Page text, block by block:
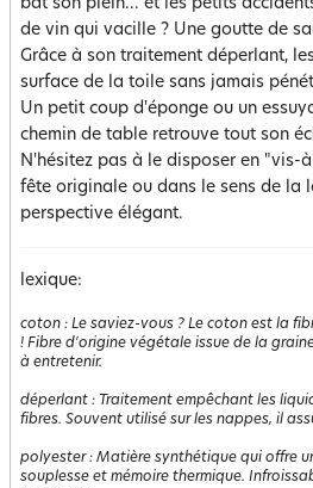
bat son plein... et les petits
de vin qui vacille ? Une goutte de
Grâce à son traitement déperlant,
surface de la toile sans jamais
Un petit coup d'éponge ou un
chemin de table retrouve tout son
N'hésitez pas à le disposer en "vis-
fête originale ou dans le sens de la
perspective élégant.
lexique:
coton : Le saviez-vous ? Le coton est la
! Fibre d'origine végétale issue de la
à entretenir.
déperlant : Traitement empêchant les
fibres. Souvent utilisé sur les nappes, il
polyester: Matière synthétique qui offre
souplesse et mémoire thermique.